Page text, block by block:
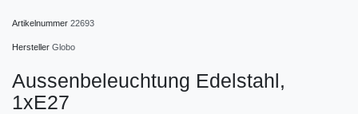
Artikelnummer 22693
Hersteller Globo
Aussenbeleuchtung Edelstahl,
1xE27